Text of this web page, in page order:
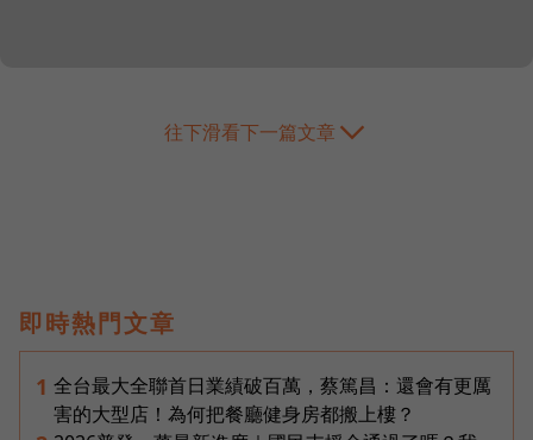
往下滑看下一篇文章
即時熱門文章
1 全台最大全聯首日業績破百萬，蔡篤昌：還會有更厲
害的大型店！為何把餐廳健身房都搬上樓？